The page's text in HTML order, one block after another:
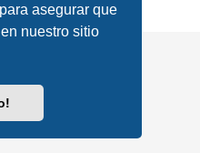
asegurar que
nuestro sitio
Condiciones